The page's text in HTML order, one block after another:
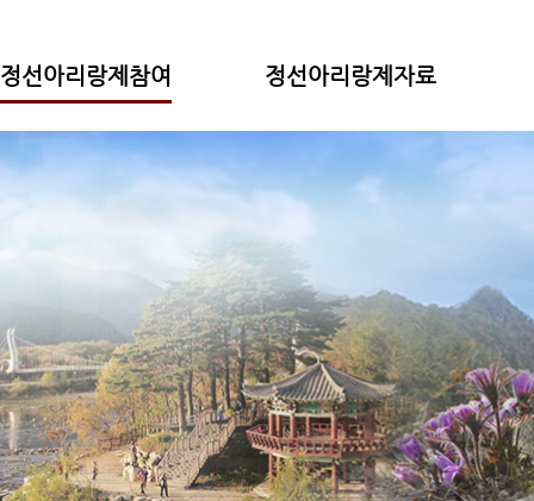
정선아리랑제참여 정선아리랑제자료